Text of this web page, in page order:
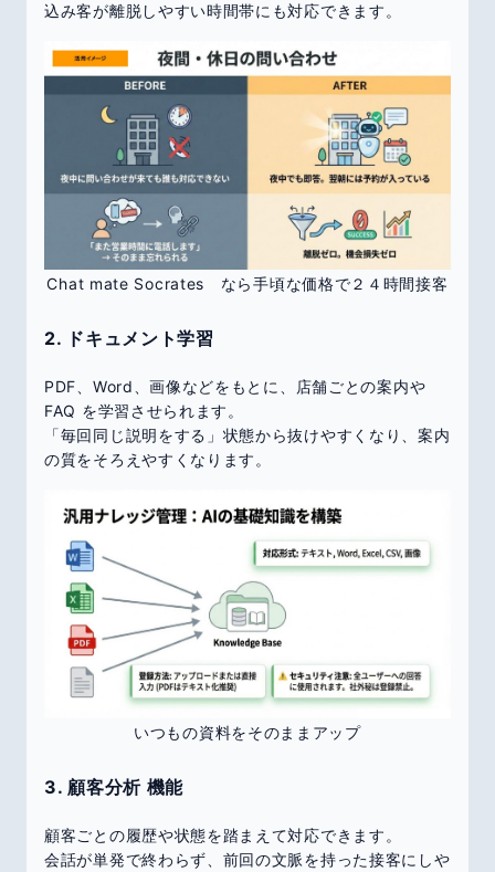
込み客が離脱しやすい時間帯にも対応できます。
Chat mate Socrates なら手頃な価格で２４時間接客
2. ドキュメント学習
PDF、Word、画像などをもとに、店舗ごとの案内や
FAQ を学習させられます。
「毎回同じ説明をする」状態から抜けやすくなり、案内
の質をそろえやすくなります。
いつもの資料をそのままアップ
3. 顧客分析 機能
顧客ごとの履歴や状態を踏まえて対応できます。
会話が単発で終わらず、前回の文脈を持った接客にしや